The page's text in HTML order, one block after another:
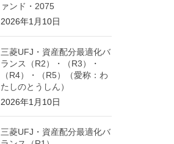
ァンド・2075
2026年1月10日
三菱UFJ・資産配分最適化バ
ランス（R2）・（R3）・
（R4）・（R5）（愛称：わ
たしのとうしん）
2026年1月10日
三菱UFJ・資産配分最適化バ